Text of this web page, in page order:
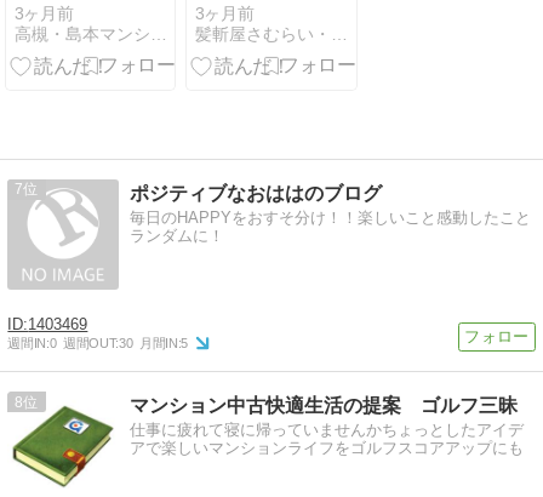
3ヶ月前
高槻・島本マンション管理ネットワーク
月・5月のお
客様
3ヶ月前
髪斬屋さむらい・大阪 高槻市 写真家・美容師・着付師・着付…
7 ポジティブなおははのブログ
毎日のHAPPYをおすそ分け！！楽しいこと感動したこと
ランダムに！
1403469
週間IN:0 週間OUT:30 月間IN:5
8 マンション中古快適生活の提案 ゴルフ三昧
仕事に疲れて寝に帰っていませんかちょっとしたアイデ
アで楽しいマンションライフをゴルフスコアアップにも